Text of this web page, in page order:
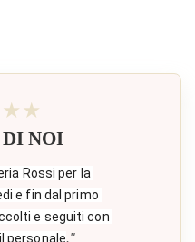
NOI
Rossi per la
e fin dal primo
e seguiti con
personale."